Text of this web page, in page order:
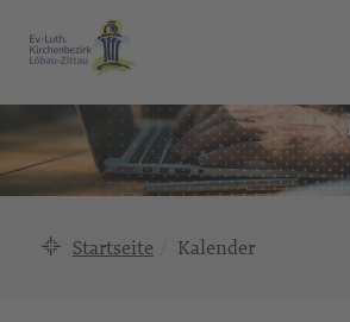
Startseite Kalender